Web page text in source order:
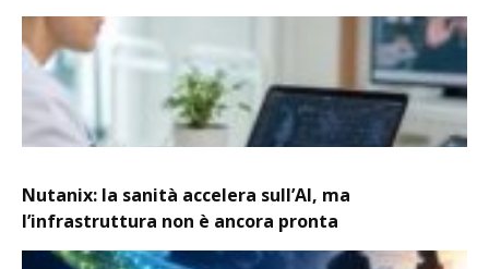
Nutanix: la sanità accelera sull’AI, ma
l’infrastruttura non è ancora pronta